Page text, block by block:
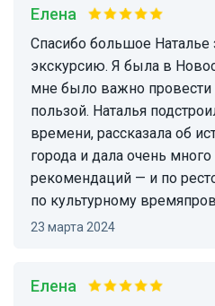
Елена
Спасибо большое Наталье за интересную
экскурсию. Я была в
мне было важно провести
пользой. Наталья
времени, рассказала об
города и дала очень
рекомендаций — и по
по культурному
23 марта 2024
Елена